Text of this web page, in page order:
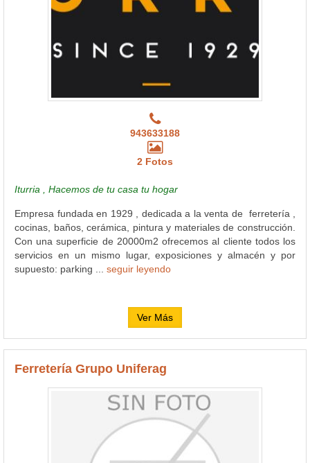
943633188
2 Fotos
Iturria , Hacemos de tu casa tu hogar
Empresa fundada en 1929 , dedicada a la venta de ferretería ,
cocinas, baños, cerámica, pintura y materiales de construcción.
Con una superficie de 20000m2 ofrecemos al cliente todos los
servicios en un mismo lugar, exposiciones y almacén y por
supuesto: parking ... seguir leyendo
Ver Más
Ferretería Grupo Uniferag